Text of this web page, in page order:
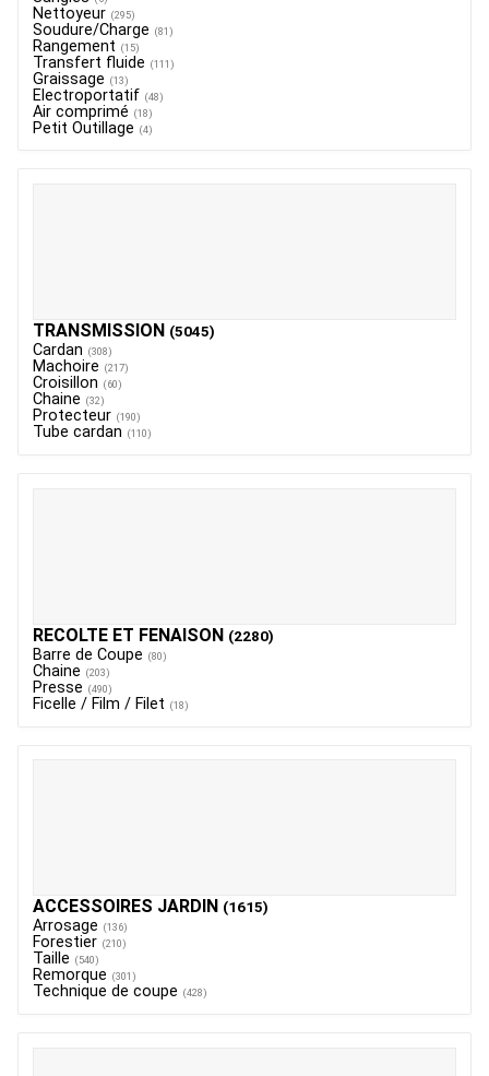
ESPACES VERTS
Nettoyeur (295)
Soudure/Charge (81)
Rangement (15)
Transfert fluide (111)
Graissage (13)
Electroportatif (48)
Air comprimé (18)
Petit Outillage (4)
TRANSMISSION (5045)
Cardan (308)
Machoire (217)
Croisillon (60)
Chaine (32)
Protecteur (190)
Tube cardan (110)
RECOLTE ET FENAISON (2280)
Barre de Coupe (80)
Chaine (203)
Presse (490)
Ficelle / Film / Filet (18)
ACCESSOIRES JARDIN (1615)
Arrosage (136)
Forestier (210)
Taille (540)
Remorque (301)
Technique de coupe (428)